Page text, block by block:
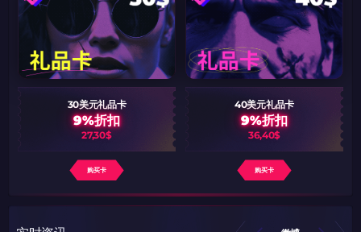
30美元礼品卡
9%折扣
27,30$
购买卡
40美元礼品卡
9%折扣
36,40$
购买卡